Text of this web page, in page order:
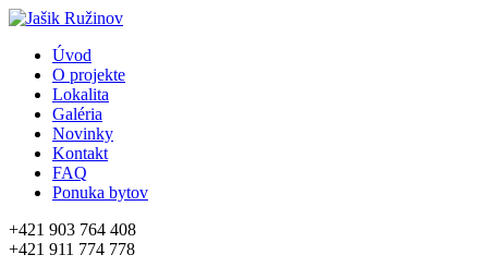
Úvod
O projekte
Lokalita
Galéria
Novinky
Kontakt
FAQ
Ponuka bytov
+421 903 764 408
+421 911 774 778